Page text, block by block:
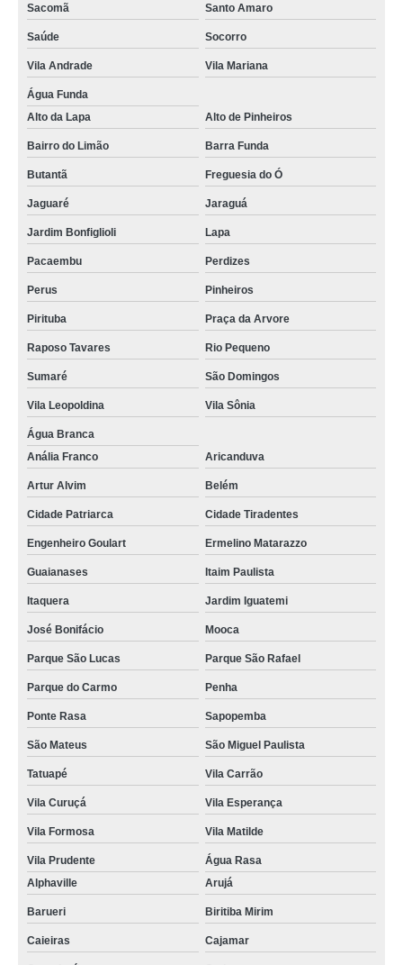
Sacomã Santo Amaro
Saúde Socorro
Vila Andrade Vila Mariana
Água Funda
Alto da Lapa
Alto de Pinheiros
Bairro do Limão Barra Funda
Butantã Freguesia do Ó
Jaguaré Jaraguá
Jardim Bonfiglioli Lapa
Pacaembu Perdizes
Perus Pinheiros
Pirituba Praça da Arvore
Raposo Tavares Rio Pequeno
Sumaré São Domingos
Vila Leopoldina Vila Sônia
Água Branca
Anália Franco
Aricanduva
Artur Alvim Belém
Cidade Patriarca Cidade Tiradentes
Engenheiro Goulart Ermelino Matarazzo
Guaianases Itaim Paulista
Itaquera Jardim Iguatemi
José Bonifácio Mooca
Parque São Lucas Parque São Rafael
Parque do Carmo Penha
Ponte Rasa Sapopemba
São Mateus São Miguel Paulista
Tatuapé Vila Carrão
Vila Curuçá Vila Esperança
Vila Formosa Vila Matilde
Vila Prudente
Água Rasa
Alphaville
Arujá
Barueri Biritiba Mirim
Caieiras Cajamar